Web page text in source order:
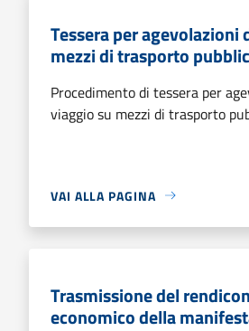
Tessera per agevolazioni
mezzi di trasporto
Procedimento di tessera per
viaggio su mezzi di trasporto
VAI ALLA PAGINA
Trasmissione del
economico della